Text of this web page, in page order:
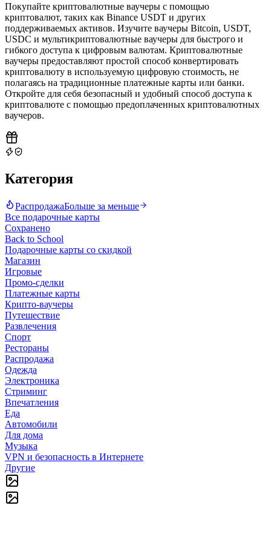
Покупайте криптовалютные ваучеры с помощью
криптовалют, таких как Binance USDT и других
поддерживаемых активов. Изучите ваучеры Bitcoin, USDT,
USDC и мультикриптовалютные ваучеры для быстрого и
гибкого доступа к цифровым валютам. Криптовалютные
ваучеры предоставляют простой способ конвертировать
криптовалюту в используемую цифровую стоимость, не
полагаясь на традиционные платежные карты или банки.
Откройте для себя безопасный и удобный способ доступа к
криптовалюте с помощью предоплаченных криптовалютных
ваучеров.
Категория
РаспродажаБольше за меньше
Все подарочные карты
Сохранено
Back to School
Подарочные карты со скидкой
Магазин
Игровые
Промо-сделки
Платежные карты
Крипто-ваучеры
Путешествие
Развлечения
Спорт
Рестораны
Распродажа
Одежда
Электроника
Стриминг
Впечатления
Еда
Автомобили
Для дома
Музыка
VPN и безопасность в Интернете
Другие